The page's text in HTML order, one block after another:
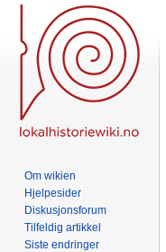
Om wikien
Hjelpesider
Diskusjonsforum
Tilfeldig artikkel
Siste endringer